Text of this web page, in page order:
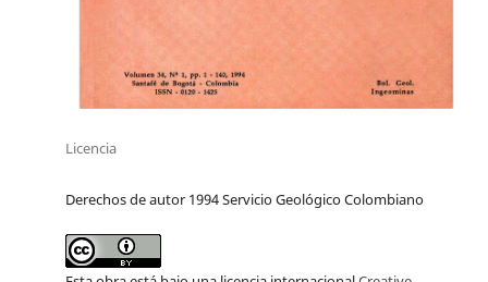
Licencia
Derechos de autor 1994 Servicio Geológico Colombiano